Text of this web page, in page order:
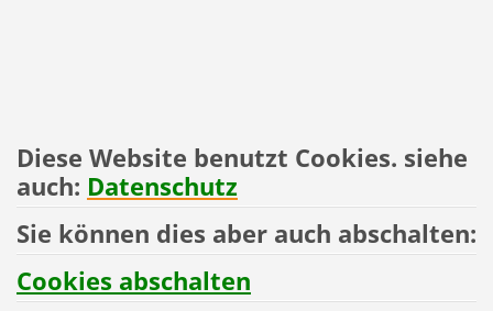
Diese Website benutzt Cookies. siehe
auch: Datenschutz
Sie können dies aber auch abschalten:
Cookies abschalten